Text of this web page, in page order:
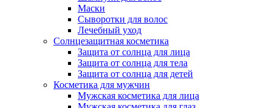
Маски
Сыворотки для волос
Лечебный уход
Солнцезащитная косметика
Защита от солнца для лица
Защита от солнца для тела
Защита от солнца для детей
Косметика для мужчин
Мужская косметика для лица